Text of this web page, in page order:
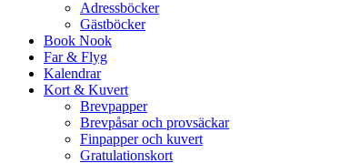
Adressböcker
Gästböcker
Book Nook
Far & Flyg
Kalendrar
Kort & Kuvert
Brevpapper
Brevpåsar och provsäckar
Finpapper och kuvert
Gratulationskort